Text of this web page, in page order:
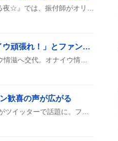
オナイウ情滋、横浜FMで交代デビュー 「オナイウ頑張れ！」とファン熱狂
歓喜の声が広がる